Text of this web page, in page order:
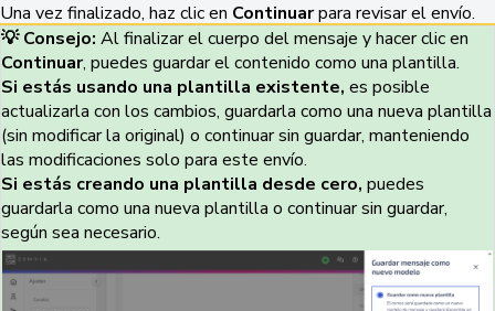
Una vez finalizado, haz clic en Continuarpara revisar el envío.
💡 Consejo: Al finalizar el cuerpo del mensaje y hacer clic en
Continuar, puedes guardar el contenido como una plantilla.
Si estás usando una plantilla existente, es posible
actualizarla con los cambios, guardarla como una nueva plantilla
(sin modificar la original) o continuar sin guardar, manteniendo
las modificaciones solo para este envío.
Si estás creando una plantilla desde cero, puedes
guardarla como una nueva plantilla o continuar sin guardar,
según sea necesario.